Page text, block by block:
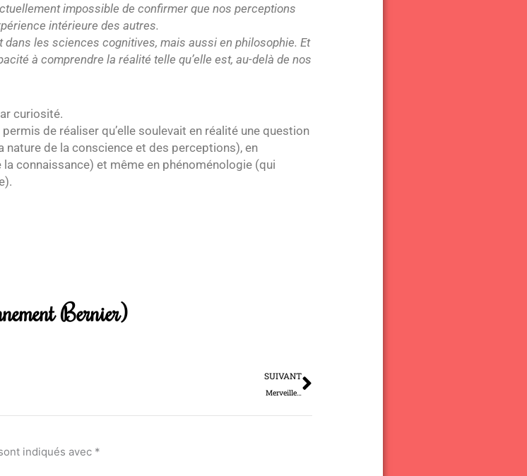
impossible de confirmer que nos perceptions
intérieure des autres.
les sciences cognitives, mais aussi en philosophie. Et
à comprendre la réalité telle qu’elle est, au-delà de nos
curiosité.
de réaliser qu’elle soulevait en réalité une question
nature de la conscience et des perceptions), en
connaissance) et même en phénoménologie (qui
Bernier)
SUIVANT
Merveille…
Suivant
indiqués avec *